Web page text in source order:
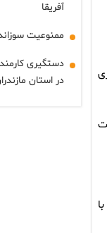
آفریقا
ممنوعیت
دستگیری
در استان